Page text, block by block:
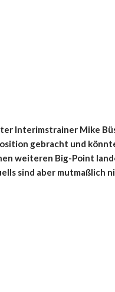
Interimstrainer Mike
gebracht und
weiteren Big-Point
sind aber mutmaßlich